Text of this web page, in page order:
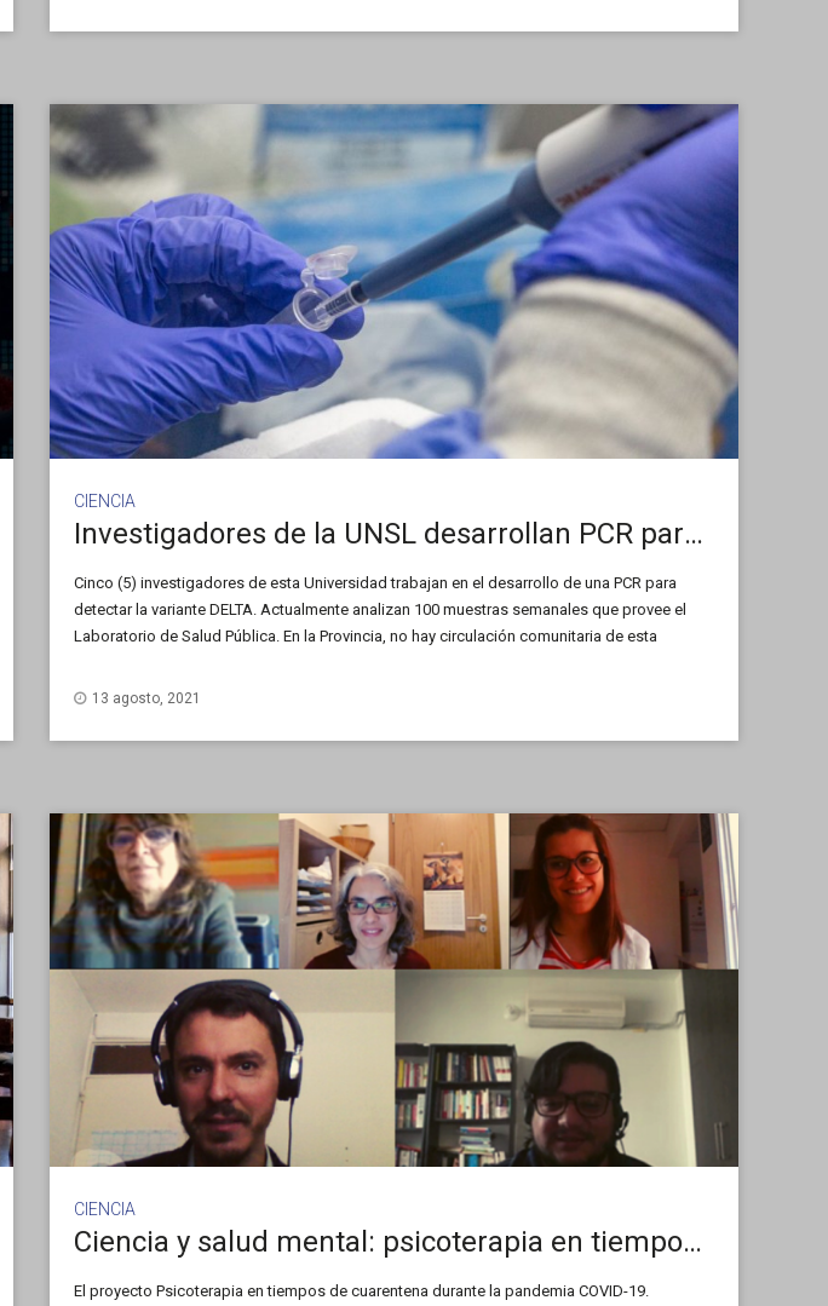
CIENCIA
Investigadores de la UNSL desarrollan PCR para detectar la variante DELTA
Cinco (5) investigadores de esta Universidad trabajan en el desarrollo de una PCR para
detectar la variante DELTA. Actualmente analizan 100 muestras semanales que provee el
Laboratorio de Salud Pública. En la Provincia, no hay circulación comunitaria de esta
13 agosto, 2021
CIENCIA
Ciencia y salud mental: psicoterapia en tiempos de virtualidad
El proyecto Psicoterapia en tiempos de cuarentena durante la pandemia COVID-19.